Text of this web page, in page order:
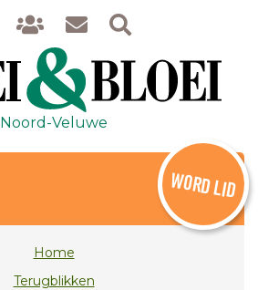
Noord-Veluwe
WORD LID
Home
Terugblikken